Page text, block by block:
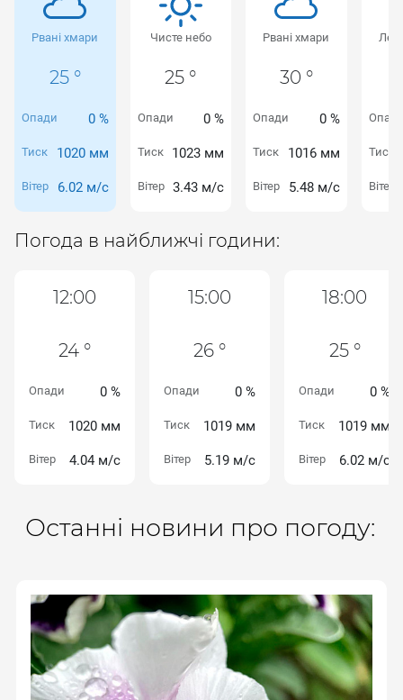
Рвані хмари
25 °
Опади 0 %
Тиск 1020 мм
Вітер 6.02 м/с
Чисте небо
25 °
Опади 0 %
Тиск 1023 мм
Вітер 3.43 м/с
Рвані хмари
30 °
Опади 0 %
Тиск 1016 мм
Вітер 5.48 м/с
Тиск
Вітер
Погода в найближчі години:
12:00
24 °
Опади 0 %
Тиск 1020 мм
Вітер 4.04 м/с
15:00
26 °
Опади 0 %
Тиск 1019 мм
Вітер 5.19 м/с
18:00
25 °
Опади 0 %
Тиск 1019 мм
Вітер 6.02 м/с
Останні новини про погоду: